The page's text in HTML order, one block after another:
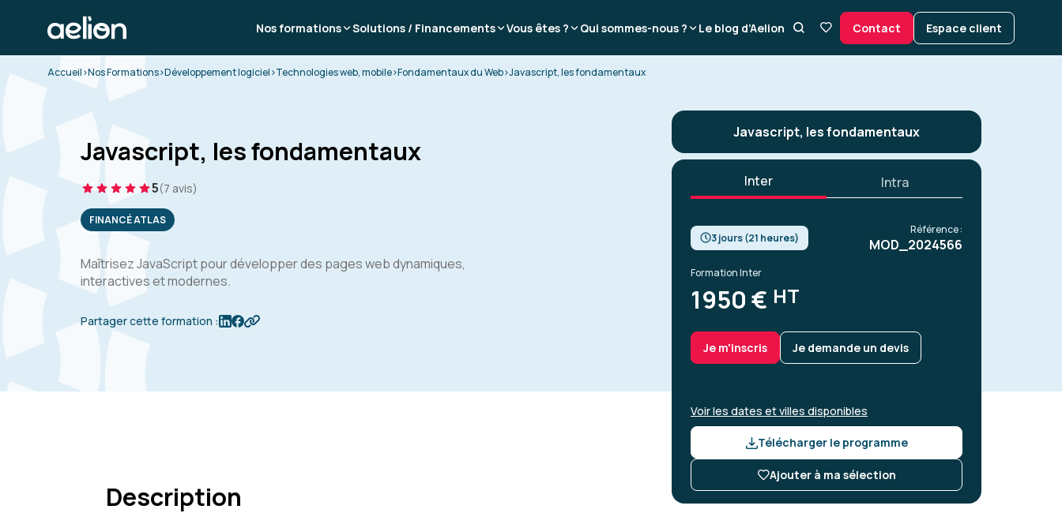
Nos formations Solutions / Financements Vous êtes ? Qui sommes-nous ? Le blog d’Aelion Contact Espace client
Accueil>Nos Formations>Développement logiciel>Technologies web, mobile>Fondamentaux du Web>Javascript, les fondamentaux
Javascript, les fondamentaux
5(7 avis)
FINANCÉ ATLAS
Maîtrisez JavaScript pour développer des pages web dynamiques,
interactives et modernes.
Partager cette formation :
Javascript, les fondamentaux
Inter Intra
3 jours (21 heures)
Référence :
MOD_2024566
Formation Inter
1950 € HT
Je m'inscris Je demande un devis
Voir les dates et villes disponibles
Télécharger le programme
Ajouter à ma sélection
Description